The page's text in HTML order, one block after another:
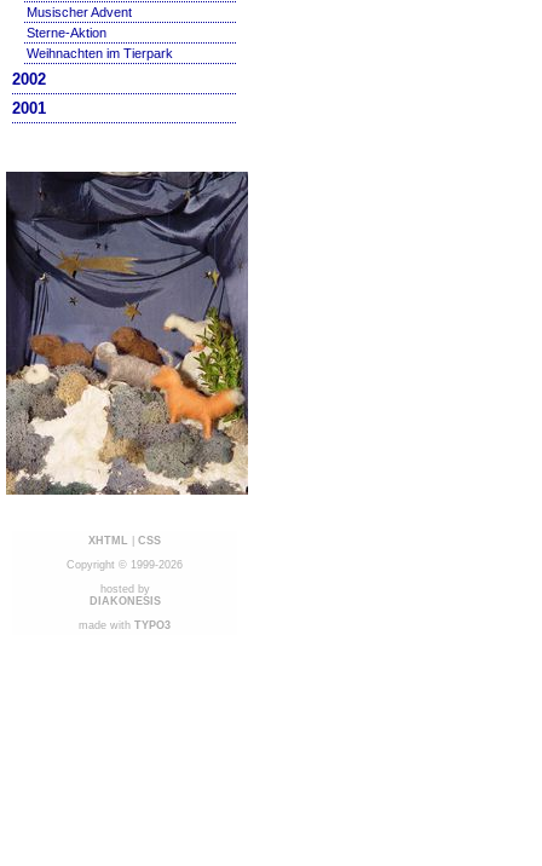
Musischer Advent
Sterne-Aktion
Weihnachten im Tierpark
2002
2001
XHTML
CSS
Copyright © 1999-2026
hosted by
DIAKONESIS
made with TYPO3